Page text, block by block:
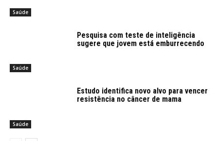
Saúde
Saúde
Pesquisa com teste de inteligência
sugere que jovem está emburrecendo
Saúde
Estudo identifica novo alvo para vencer
resistência no câncer de mama